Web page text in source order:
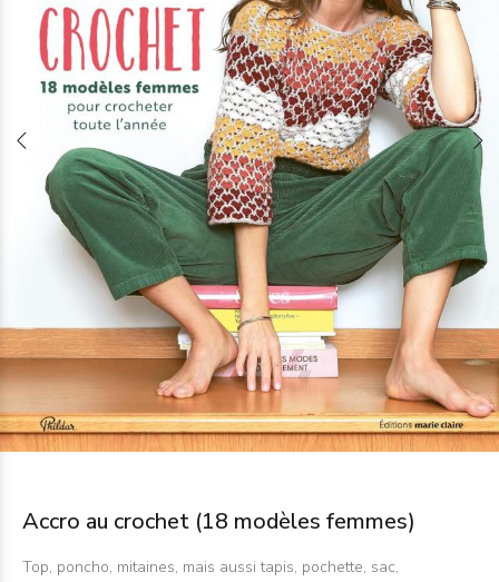
Accro au crochet (18 modèles femmes)
Top, poncho, mitaines, mais aussi tapis, pochette, sac,